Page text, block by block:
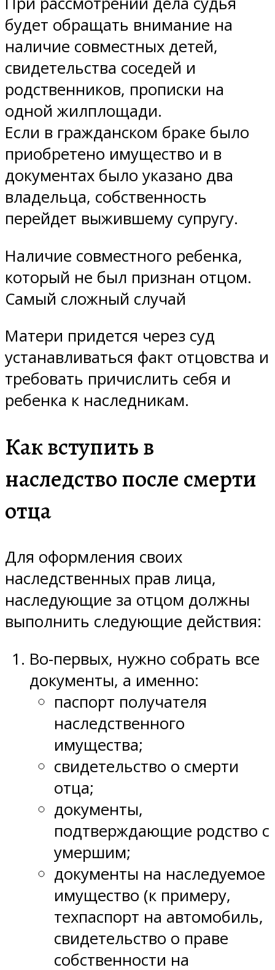
будет обращать внимание на
наличие совместных детей,
свидетельства соседей и
родственников, прописки на
одной жилплощади.
Если в гражданском браке было
приобретено имущество и в
документах было указано два
владельца, собственность
перейдет выжившему супругу.
Наличие совместного ребенка,
который не был признан отцом.
Самый сложный случай
Матери придется через суд
устанавливаться факт отцовства и
требовать причислить себя и
ребенка к наследникам.
Как вступить в
наследство после смерти
отца
Для оформления своих
наследственных прав лица,
наследующие за отцом должны
выполнить следующие действия:
Во-первых, нужно собрать все
документы, а именно:
паспорт получателя
наследственного
имущества;
свидетельство о смерти
отца;
документы,
подтверждающие родство с
умершим;
документы на наследуемое
имущество (к примеру,
техпаспорт на автомобиль,
свидетельство о праве
собственности на